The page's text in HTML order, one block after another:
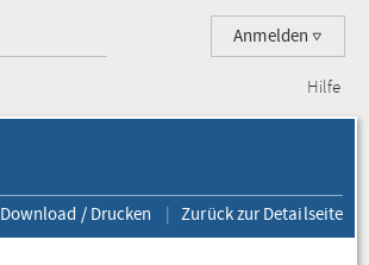
Anmelden
Hilfe
Download / Drucken Zurück zur Detailseite